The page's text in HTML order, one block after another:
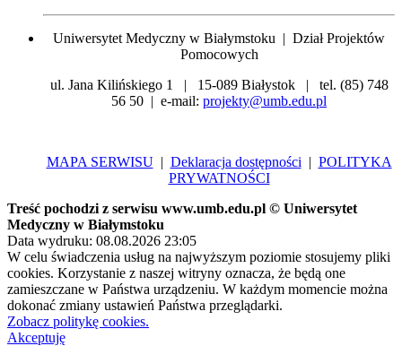
Uniwersytet Medyczny w Białymstoku | Dział Projektów
Pomocowych
ul. Jana Kilińskiego 1 | 15-089 Białystok | tel. (85) 748
56 50 | e-mail: projekty@umb.edu.pl
MAPA SERWISU| Deklaracja dostępności | POLITYKA
PRYWATNOŚCI
Treść pochodzi z serwisu www.umb.edu.pl © Uniwersytet
Medyczny w Białymstoku
Data wydruku: 08.08.2026 23:05
W celu świadczenia usług na najwyższym poziomie stosujemy pliki
cookies. Korzystanie z naszej witryny oznacza, że będą one
zamieszczane w Państwa urządzeniu. W każdym momencie można
dokonać zmiany ustawień Państwa przeglądarki.
Zobacz politykę cookies.
Akceptuję